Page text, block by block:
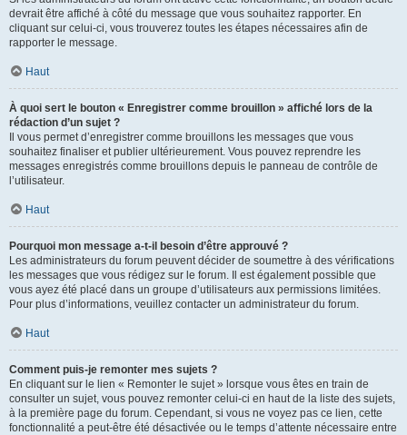
devrait être affiché à côté du message que vous souhaitez rapporter. En
cliquant sur celui-ci, vous trouverez toutes les étapes nécessaires afin de
rapporter le message.
Haut
À quoi sert le bouton « Enregistrer comme brouillon » affiché lors de la
rédaction d’un sujet ?
Il vous permet d’enregistrer comme brouillons les messages que vous
souhaitez finaliser et publier ultérieurement. Vous pouvez reprendre les
messages enregistrés comme brouillons depuis le panneau de contrôle de
l’utilisateur.
Haut
Pourquoi mon message a-t-il besoin d’être approuvé ?
Les administrateurs du forum peuvent décider de soumettre à des vérifications
les messages que vous rédigez sur le forum. Il est également possible que
vous ayez été placé dans un groupe d’utilisateurs aux permissions limitées.
Pour plus d’informations, veuillez contacter un administrateur du forum.
Haut
Comment puis-je remonter mes sujets ?
En cliquant sur le lien « Remonter le sujet » lorsque vous êtes en train de
consulter un sujet, vous pouvez remonter celui-ci en haut de la liste des sujets,
à la première page du forum. Cependant, si vous ne voyez pas ce lien, cette
fonctionnalité a peut-être été désactivée ou le temps d’attente nécessaire entre